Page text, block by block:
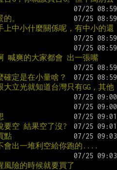
。
上中小什麼關係呢，有中小的還
喊爽的大家都會 出一張嘴
定是在小量啥？
立光就知道台灣只有GG，其他
要空 結果空了沒?
點
會出一堆利空給你跑的....
風險的時候就要買了